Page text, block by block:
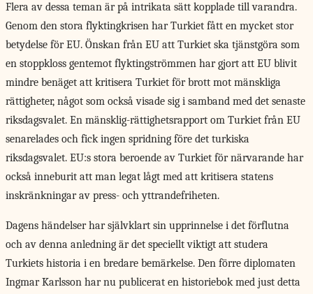
Flera av dessa teman är på intrikata sätt kopplade till varandra.
Genom den stora flyktingkrisen har Turkiet fått en mycket stor
betydelse för EU. Önskan från EU att Turkiet ska tjänstgöra som
en stoppkloss gentemot flyktingströmmen har gjort att EU blivit
mindre benäget att kritisera Turkiet för brott mot mänskliga
rättigheter, något som också visade sig i samband med det senaste
riksdagsvalet. En mänsklig-rättighetsrapport om Turkiet från EU
senarelades och fick ingen spridning före det turkiska
riksdagsvalet. EU:s stora beroende av Turkiet för närvarande har
också inneburit att man legat lågt med att kritisera statens
inskränkningar av press- och yttrandefriheten.
Dagens händelser har självklart sin upprinnelse i det förflutna
och av denna anledning är det speciellt viktigt att studera
Turkiets historia i en bredare bemärkelse. Den förre diplomaten
Ingmar Karlsson har nu publicerat en historiebok med just detta